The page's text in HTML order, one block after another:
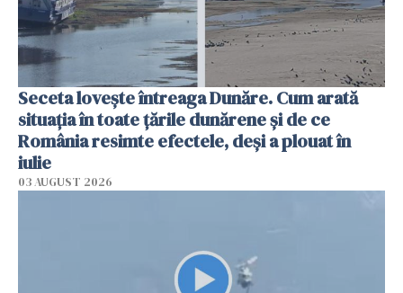
Seceta lovește întreaga Dunăre. Cum arată
situația în toate țările dunărene și de ce
România resimte efectele, deși a plouat în
iulie
03 AUGUST 2026